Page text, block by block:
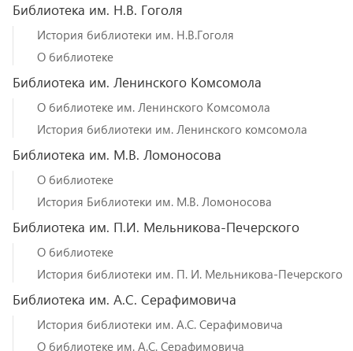
Библиотека им. Н.В. Гоголя
История библиотеки им. Н.В.Гоголя
О библиотеке
Библиотека им. Ленинского Комсомола
О библиотеке им. Ленинского Комсомола
История библиотеки им. Ленинского комсомола
Библиотека им. М.В. Ломоносова
О библиотеке
История Библиотеки им. М.В. Ломоносова
Библиотека им. П.И. Мельникова-Печерского
О библиотеке
История библиотеки им. П. И. Мельникова-Печерского
Библиотека им. А.С. Серафимовича
История библиотеки им. А.С. Серафимовича
О библиотеке им. А.С. Серафимовича